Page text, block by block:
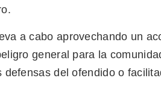
a cabo aprovechando un
general para la
defensas del ofendido o